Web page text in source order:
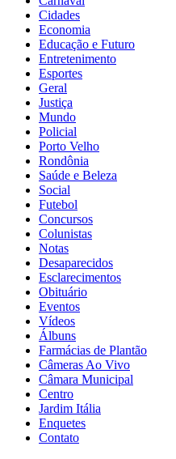
Cidades
Economia
Educação e Futuro
Entretenimento
Esportes
Geral
Justiça
Mundo
Policial
Porto Velho
Rondônia
Saúde e Beleza
Social
Futebol
Concursos
Colunistas
Notas
Desaparecidos
Esclarecimentos
Obituário
Eventos
Vídeos
Álbuns
Farmácias de Plantão
Câmeras Ao Vivo
Câmara Municipal
Centro
Jardim Itália
Enquetes
Contato